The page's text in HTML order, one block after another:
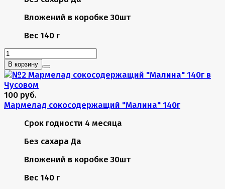
Вложений в коробке 30шт
Вес 140 г
В корзину
100 руб.
Мармелад сокосодержащий "Малина" 140г
Срок годности 4 месяца
Без сахара Да
Вложений в коробке 30шт
Вес 140 г